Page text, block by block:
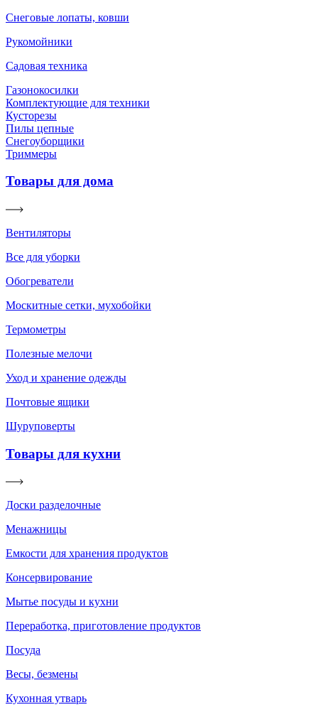
Снеговые лопаты, ковши
Рукомойники
Садовая техника
Газонокосилки
Комплектующие для техники
Кусторезы
Пилы цепные
Снегоуборщики
Триммеры
Товары для дома
Вентиляторы
Все для уборки
Обогреватели
Москитные сетки, мухобойки
Термометры
Полезные мелочи
Уход и хранение одежды
Почтовые ящики
Шуруповерты
Товары для кухни
Доски разделочные
Менажницы
Емкости для хранения продуктов
Консервирование
Мытье посуды и кухни
Переработка, приготовление продуктов
Посуда
Весы, безмены
Кухонная утварь